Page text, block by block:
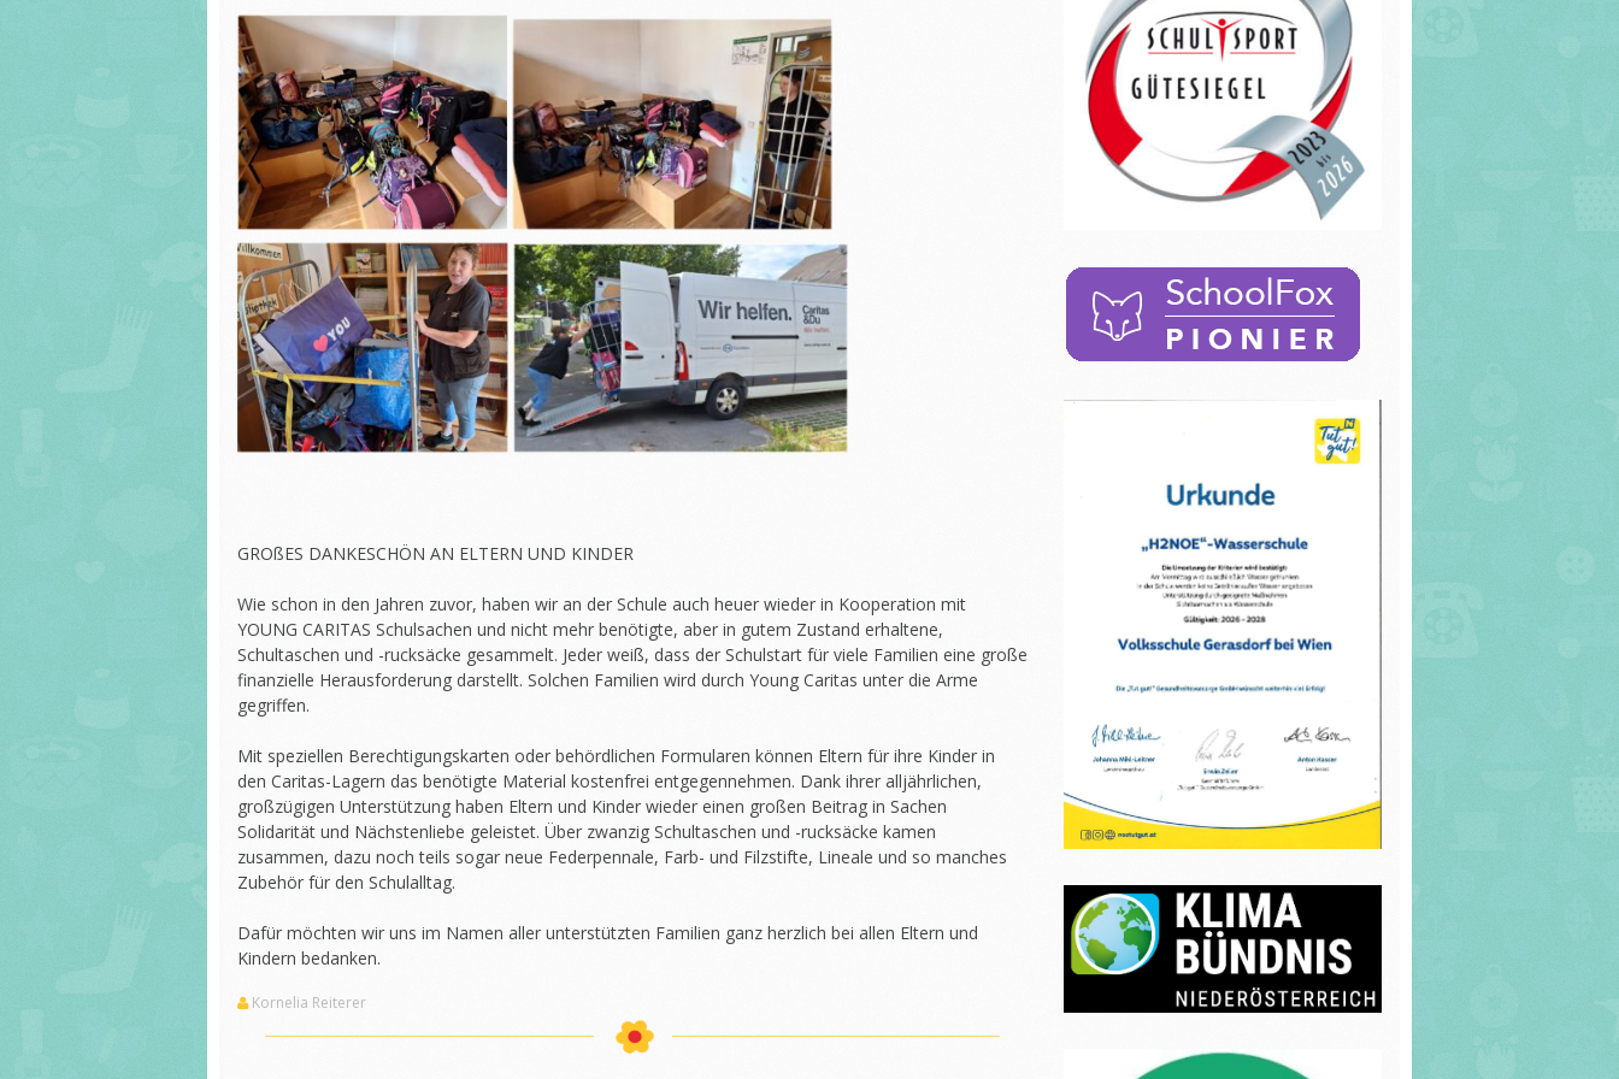
GROßES DANKESCHÖN AN ELTERN UND KINDER
Wie schon in den Jahren zuvor, haben wir an der Schule auch heuer wieder in Kooperation mit
YOUNG CARITAS Schulsachen und nicht mehr benötigte, aber in gutem Zustand erhaltene,
Schultaschen und -rucksäcke gesammelt. Jeder weiß, dass der Schulstart für viele Familien eine große
finanzielle Herausforderung darstellt. Solchen Familien wird durch Young Caritas unter die Arme
gegriffen.
Mit speziellen Berechtigungskarten oder behördlichen Formularen können Eltern für ihre Kinder in
den Caritas-Lagern das benötigte Material kostenfrei entgegennehmen. Dank ihrer alljährlichen,
großzügigen Unterstützung haben Eltern und Kinder wieder einen großen Beitrag in Sachen
Solidarität und Nächstenliebe geleistet. Über zwanzig Schultaschen und -rucksäcke kamen
zusammen, dazu noch teils sogar neue Feder­pennale, Farb- und Filzstifte, Lineale und so manches
Zubehör für den Schulalltag.
Dafür möchten wir uns im Namen aller unterstützten Familien ganz herzlich bei allen Eltern und
Kindern bedanken.
Kornelia Reiterer